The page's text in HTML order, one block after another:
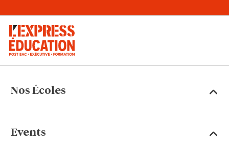
Nos Écoles
Events